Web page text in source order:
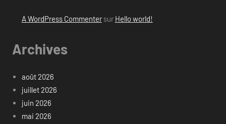
A WordPress Commentersur Hello world!
Archives
août 2026
juillet 2026
juin 2026
mai 2026